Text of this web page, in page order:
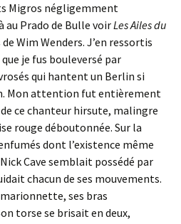
Migros négligemment
au Prado de Bulle voirLes Ailes du
Wim Wenders. J’en ressortis
je fus bouleversé par
qui hantent un Berlin si
Mon attention fut entièrement
ce chanteur hirsute, malingre
rouge déboutonnée. Sur la
dont l’existence même
Cave semblait possédé par
chacun de ses mouvements.
ses bras
torse se brisait en deux,